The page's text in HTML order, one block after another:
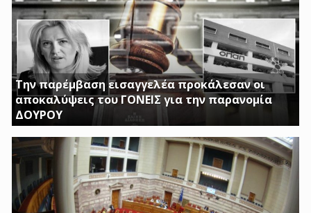
Την παρέμβαση εισαγγελέα προκάλεσαν οι
αποκαλύψεις του ΓΟΝΕΙΣ για την παρανομία
ΔΟΥΡΟΥ
Η ΔΟΥΡΟΥ ΔΙΝΕΙ 20 ΕΚΚΑΤΟΜΥΡΙΑ ΓΙΑ ΑΓΟΡΑ